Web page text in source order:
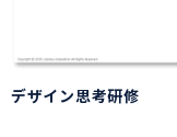
デザイン思考研修